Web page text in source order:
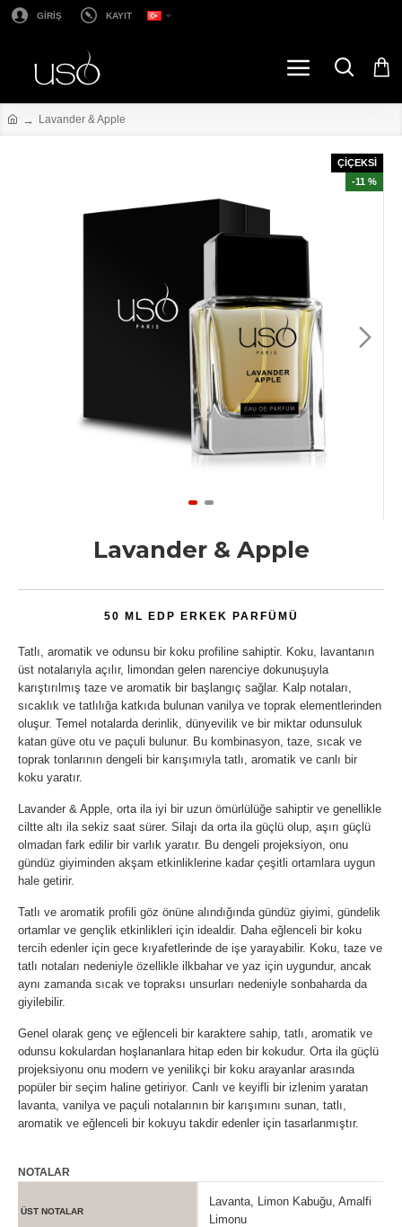
GİRİŞ KAYIT
Lavander & Apple
ÇİÇEKSİ
-11 %
Lavander & Apple
50 ML EDP ERKEK PARFÜMÜ
Tatlı, aromatik ve odunsu bir koku profiline sahiptir. Koku, lavantanın
üst notalarıyla açılır, limondan gelen narenciye dokunuşuyla
karıştırılmış taze ve aromatik bir başlangıç sağlar. Kalp notaları,
sıcaklık ve tatlılığa katkıda bulunan vanilya ve toprak elementlerinden
oluşur. Temel notalarda derinlik, dünyevilik ve bir miktar odunsuluk
katan güve otu ve paçuli bulunur. Bu kombinasyon, taze, sıcak ve
toprak tonlarının dengeli bir karışımıyla tatlı, aromatik ve canlı bir
koku yaratır.
Lavander & Apple, orta ila iyi bir uzun ömürlülüğe sahiptir ve genellikle
ciltte altı ila sekiz saat sürer. Silajı da orta ila güçlü olup, aşırı güçlü
olmadan fark edilir bir varlık yaratır. Bu dengeli projeksiyon, onu
gündüz giyiminden akşam etkinliklerine kadar çeşitli ortamlara uygun
hale getirir.
Tatlı ve aromatik profili göz önüne alındığında gündüz giyimi, gündelik
ortamlar ve gençlik etkinlikleri için idealdir. Daha eğlenceli bir koku
tercih edenler için gece kıyafetlerinde de işe yarayabilir. Koku, taze ve
tatlı notaları nedeniyle özellikle ilkbahar ve yaz için uygundur, ancak
aynı zamanda sıcak ve topraksı unsurları nedeniyle sonbaharda da
giyilebilir.
Genel olarak genç ve eğlenceli bir karaktere sahip, tatlı, aromatik ve
odunsu kokulardan hoşlananlara hitap eden bir kokudur. Orta ila güçlü
projeksiyonu onu modern ve yenilikçi bir koku arayanlar arasında
popüler bir seçim haline getiriyor. Canlı ve keyifli bir izlenim yaratan
lavanta, vanilya ve paçuli notalarının bir karışımını sunan, tatlı,
aromatik ve eğlenceli bir kokuyu takdir edenler için tasarlanmıştır.
NOTALAR
ÜST NOTALAR
Lavanta, Limon Kabuğu, Amalfi
Limonu